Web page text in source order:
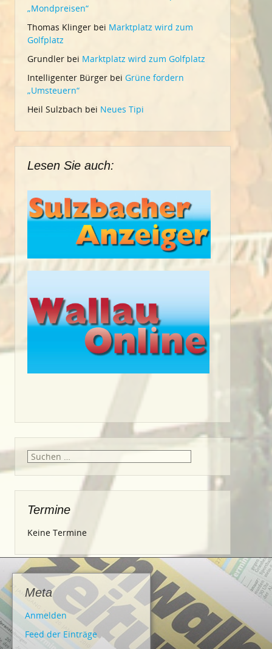
„Mondpreisen“
Thomas Klinger bei Marktplatz wird zum
Golfplatz
Grundler bei Marktplatz wird zum Golfplatz
Intelligenter Bürger bei Grüne fordern
„Umsteuern“
Heil Sulzbach bei Neues Tipi
Lesen Sie auch:
Suche
nach:
Termine
Keine Termine
Meta
Anmelden
Feed der Einträge